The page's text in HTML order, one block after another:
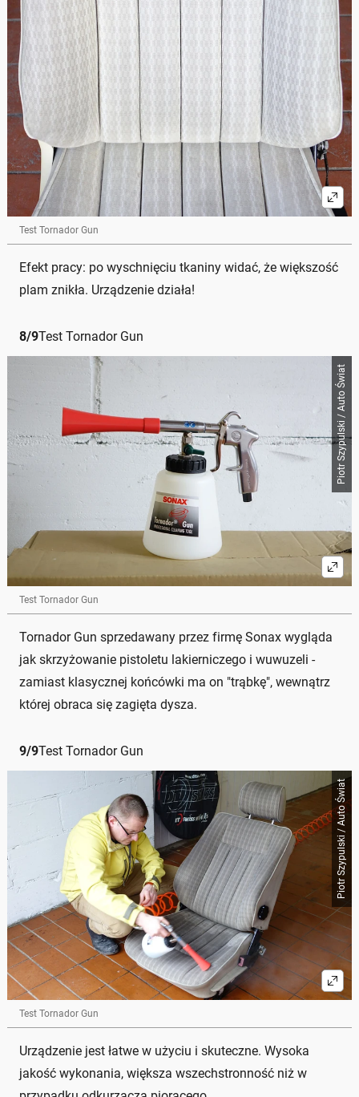
Test Tornador Gun
Efekt pracy: po wyschnięciu tkaniny widać, że większość
plam znikła. Urządzenie działa!
8/9Test Tornador Gun
Piotr Szypulski / Auto Świat
Test Tornador Gun
Tornador Gun sprzedawany przez firmę Sonax wygląda
jak skrzyżowanie pistoletu lakierniczego i wuwuzeli -
zamiast klasycznej końcówki ma on "trąbkę", wewnątrz
której obraca się zagięta dysza.
9/9Test Tornador Gun
Piotr Szypulski / Auto Świat
Test Tornador Gun
Urządzenie jest łatwe w użyciu i skuteczne. Wysoka
jakość wykonania, większa wszechstronność niż w